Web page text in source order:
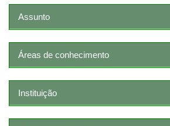
Assunto
Áreas de conhecimento
Instituição